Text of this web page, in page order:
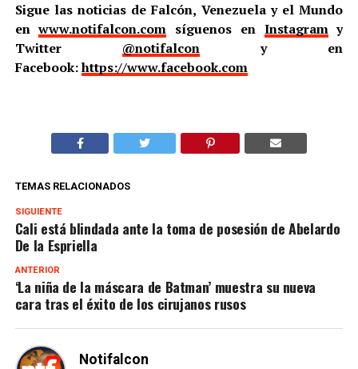
Sigue las noticias de Falcón, Venezuela y el Mundo
enwww.notifalcon.com síguenos en Instagramy
Twitter @notifalcony en
Facebook:https://www.facebook.com
TEMAS RELACIONADOS
SIGUIENTE
Cali está blindada ante la toma de posesión de Abelardo
De la Espriella
ANTERIOR
‘La niña de la máscara de Batman’ muestra su nueva
cara tras el éxito de los cirujanos rusos
Notifalcon